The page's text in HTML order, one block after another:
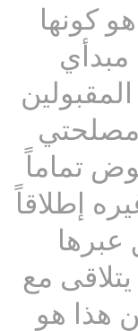
كونها
مبدأي
المقبولين
تماماً
إطلاقاً
عبرها
مع
هذا هو